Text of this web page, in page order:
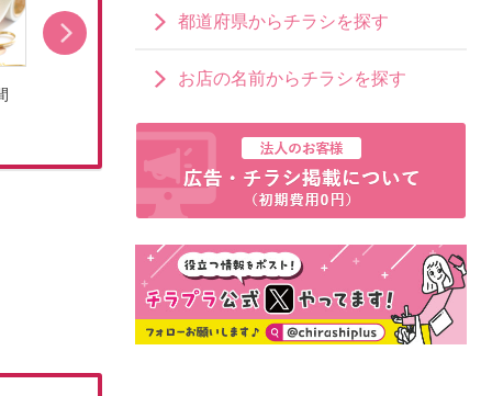
「ラプンツェル」キャラクターグッズ
都道府県からチラシを探す
お店の名前からチラシを探す